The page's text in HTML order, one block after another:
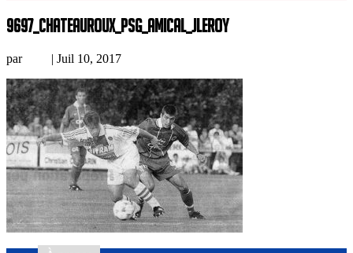
9697_chateauroux_psg_amical_jleroy
par | Juil 10, 2017